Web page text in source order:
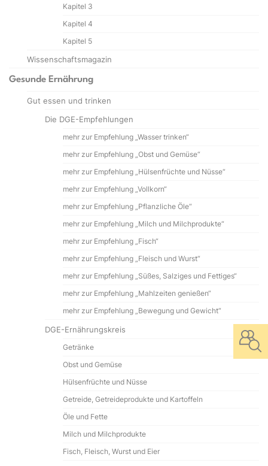
Kapitel 3
Kapitel 4
Kapitel 5
Wissenschaftsmagazin
Gesunde Ernährung
Gut essen und trinken
Die DGE-Empfehlungen
mehr zur Empfehlung „Wasser trinken“
mehr zur Empfehlung „Obst und Gemüse“
mehr zur Empfehlung „Hülsenfrüchte und Nüsse“
mehr zur Empfehlung „Vollkorn“
mehr zur Empfehlung „Pflanzliche Öle“
mehr zur Empfehlung „Milch und Milchprodukte“
mehr zur Empfehlung „Fisch“
mehr zur Empfehlung „Fleisch und Wurst“
mehr zur Empfehlung „Süßes, Salziges und Fettiges“
mehr zur Empfehlung „Mahlzeiten genießen“
mehr zur Empfehlung „Bewegung und Gewicht“
DGE-Ernährungskreis
Getränke
Obst und Gemüse
Hülsenfrüchte und Nüsse
Getreide, Getreideprodukte und Kartoffeln
Öle und Fette
Milch und Milchprodukte
Fisch, Fleisch, Wurst und Eier